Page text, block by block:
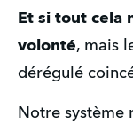
Et si tout cela
volonté, mais
dérégulé
Notre système